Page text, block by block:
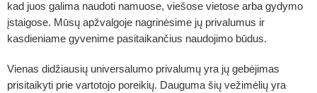
kad juos galima naudoti namuose, viešose vietose arba gydymo
įstaigose. Mūsų apžvalgoje nagrinėsime jų privalumus ir
kasdieniame gyvenime pasitaikančius naudojimo būdus.
Vienas didžiausių universalumo privalumų yra jų gebėjimas
prisitaikyti prie vartotojo poreikių. Dauguma šių vežimėlių yra